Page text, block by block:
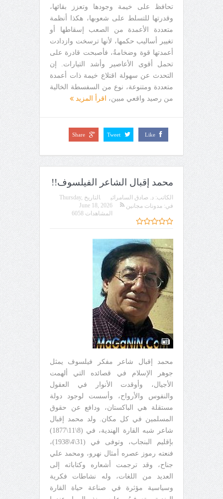
تحافظ على خيمة وجودها وتعزز بقائها،
وقدرتها للتسلط على شعوبها، هكذا أنظمة
متعددة الأعمدة من الصعب إسقاطها أو
تغيير أساليب حكمها، لأنها ترسخت وازدادت
أعمدتها قوة وضخامةُ، فأصبحت قادرة على
تحمل أقوى الأعاصير وأشد التيارات. إن
التحدث عن سهولة اقتلاع خيمة ذات أعمدة
متعددة ومتنوعة، نوع من السفسطة الخالية
من رصيد واقعي مبين،
اقرأ المزيد
Like
Tweet
Share
محمد إقبال الشاعر الفيلسوف!!
الكاتب: د. صادق السامرائي التاريخ Thursday,
June 18, 2026
في: مدونات مجانين
المشاهدات 6058
محمد إقبال شاعر مفكر فيلسوف يمثل
جوهر الإسلام في قصائده التي ألهمت
الأجيال، وأوقدت الأنوار في العقول
والنفوس والأرواح، وأسست لوجود دولة
مستقلة هي الباكستان، ودافع عن حقوق
المسلمين في كل مكان. ولد محمد إقبال
شاعر شبه القارة الهندية، في (8\11\1877)
بإقليم البنجاب، وتوفى في (31\4\1938)،
فنعته رموز عصره أمثال نهرو، ومحمد علي
جناح، وقد ترجمت أشعاره وكتاباته إلى
العديد من اللغات، وله نشاطات فكرية
وسياسية مؤثرة في صناعة حياة القارة